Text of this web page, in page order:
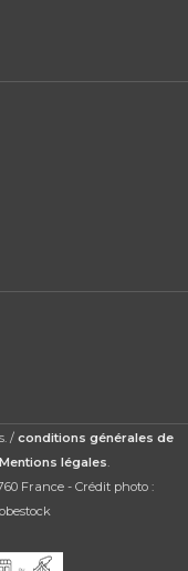
/ conditions générales de
Mentions légales
France - Crédit photo :